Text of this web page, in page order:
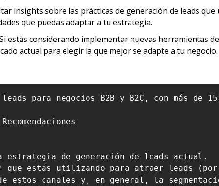
insights sobre las prácticas de generación de leads
que puedas adaptar a tu estrategia.
estás considerando implementar nuevas herramientas
actual para elegir la que mejor se adapte a tu negocio.
leads para negocios B2B y B2C, con
estrategia de generación de leads actual.
estás utilizando para atraer leads
canales y, en general, la